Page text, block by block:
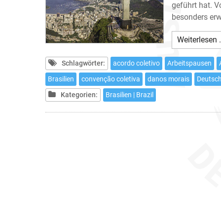
geführt hat.
besonders
Weiterlesen
Schlagwörter: acordo coletivo Arbeitspausen
Brasilien
convenção coletiva danos morais
Kategorien:
Brasilien | Brazil